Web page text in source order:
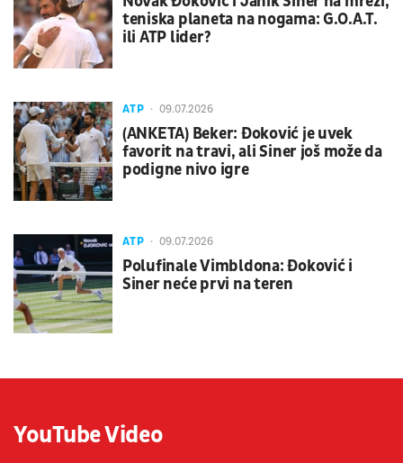
teniska planeta na nogama: G.O.A.T.
ili ATP lider?
ATP 09.07.2026
(ANKETA) Beker: Đoković je uvek
favorit na travi, ali Siner još može da
podigne nivo igre
ATP 09.07.2026
Polufinale Vimbldona: Đoković i
Siner neće prvi na teren
YouTube Video